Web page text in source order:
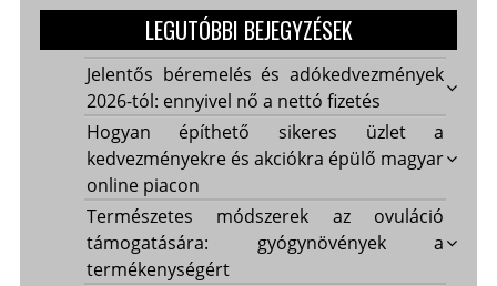
LEGUTÓBBI BEJEGYZÉSEK
Jelentős béremelés és adókedvezmények
2026-tól: ennyivel nő a nettó fizetés
Hogyan építhető sikeres üzlet a
kedvezményekre és akciókra épülő magyar
online piacon
Természetes módszerek az ovuláció
támogatására: gyógynövények a
termékenységért